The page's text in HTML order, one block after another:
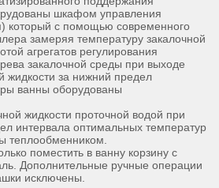
шкафом управления
который с помощью современного
замеряя температуру закалочной
агрегатов регулирования
закалочной среды при выходе
жидкости за нижний предел
ванны оборудованы
жидкости проточной водой при
интервала оптимальных температур
теплообменником.
поместить в ванну корзину с
Дополнительные ручные операции
исключены.